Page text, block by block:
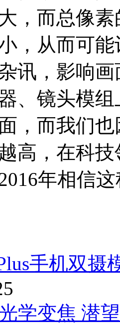
，而总像
，从而可
讯，影响
、镜头模
，而我们
高，在科
年相信
手机双
学变焦 潜